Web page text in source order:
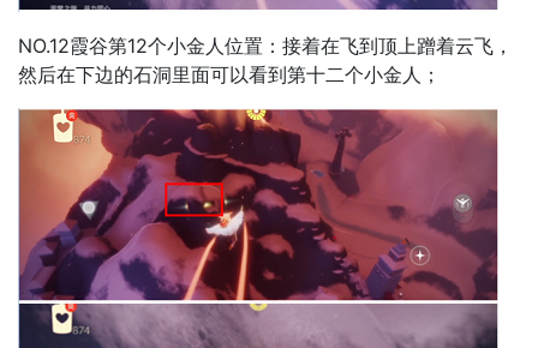
NO.12霞谷第12个小金人位置：接着在飞到顶上蹭着云飞，
然后在下边的石洞里面可以看到第十二个小金人；